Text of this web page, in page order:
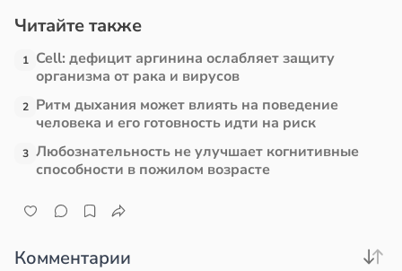
Читайте также
1 Cell: дефицит аргинина ослабляет защиту
организма от рака и вирусов
2 Ритм дыхания может влиять на поведение
человека и его готовность идти на риск
3 Любознательность не улучшает когнитивные
способности в пожилом возрасте
Комментарии